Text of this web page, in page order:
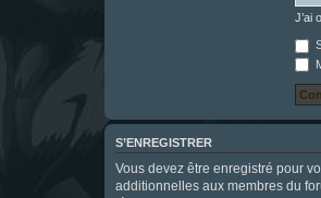
J’ai
S’ENREGISTRER
Vous devez être enregistré pour
additionnelles aux membres du